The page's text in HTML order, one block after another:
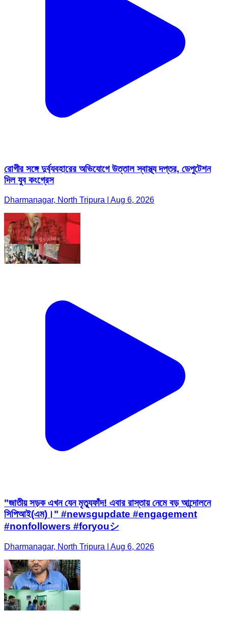
রোগীর সঙ্গে দুর্ব্যবহারের অভিযোগে উত্তাল স্বাস্থ্য দপ্তর, ডেপুটেশন
দিল যুব কংগ্রেস
Dharmanagar, North Tripura | Aug 6, 2026
"জাতীয় সড়ক এখন যেন মৃত্যুফাঁদ! এবার রাস্তায় নেমে বড় আন্দোলনে
সিপিআই(এম)।" #newsgupdate #engagement
#nonfollowers #foryouシ
Dharmanagar, North Tripura | Aug 6, 2026